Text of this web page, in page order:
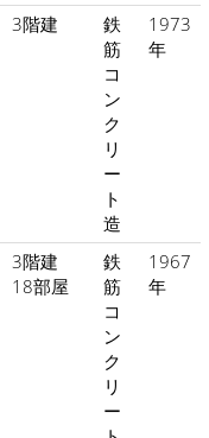
3階建
鉄
筋
コ
ン
ク
リ
ー
ト
造
1973
年
3階建
18部屋
鉄
筋
コ
ン
ク
リ
ー
1967
年